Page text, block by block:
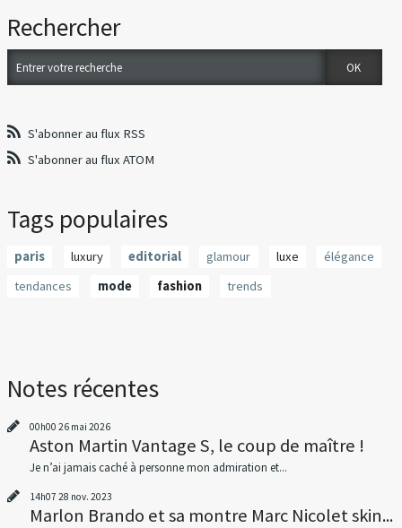
Rechercher
S'abonner au flux RSS
S'abonner au flux ATOM
Tags populaires
paris luxury editorial glamour luxe
élégance
tendances
mode fashion trends
Notes récentes
00h00 26 mai 2026
Aston Martin Vantage S, le coup de maître !
Je n’ai jamais caché à personne mon admiration et...
14h07 28 nov. 2023
Marlon Brando et sa montre Marc Nicolet skin...